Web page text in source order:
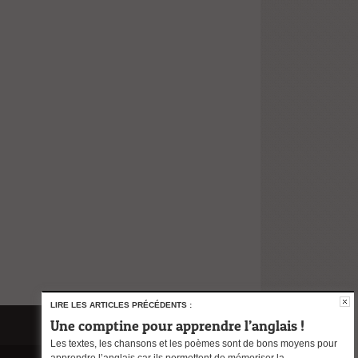
LIRE LES ARTICLES PRÉCÉDENTS :
Une comptine pour apprendre l’anglais !
Les textes, les chansons et les poèmes sont de bons moyens pour